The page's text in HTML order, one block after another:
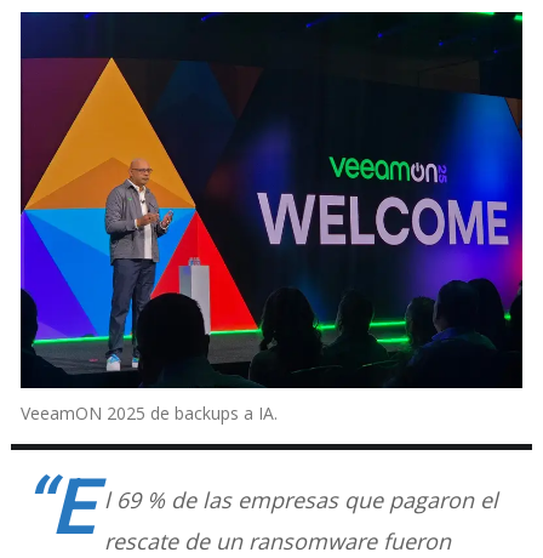
VeeamON 2025 de backups a IA.
“E l 69 % de las empresas que pagaron el
rescate de un ransomware fueron